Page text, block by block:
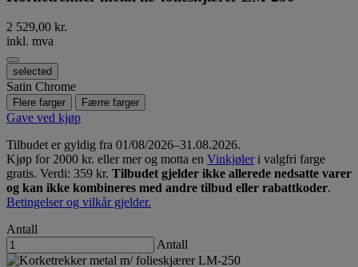
2 529,00 kr.
inkl. mva
selected
Satin Chrome
Flere farger Færre farger
Gave ved kjøp
Tilbudet er gyldig fra 01/08/2026–31.08.2026.
Kjøp for 2000 kr. eller mer og motta en Vinkjøleri valgfri farge
gratis. Verdi: 359 kr. Tilbudet gjelder ikke allerede nedsatte varer
og kan ikke kombineres med andre tilbud eller rabattkoder.
Betingelser og vilkår gjelder.
Antall
Antall